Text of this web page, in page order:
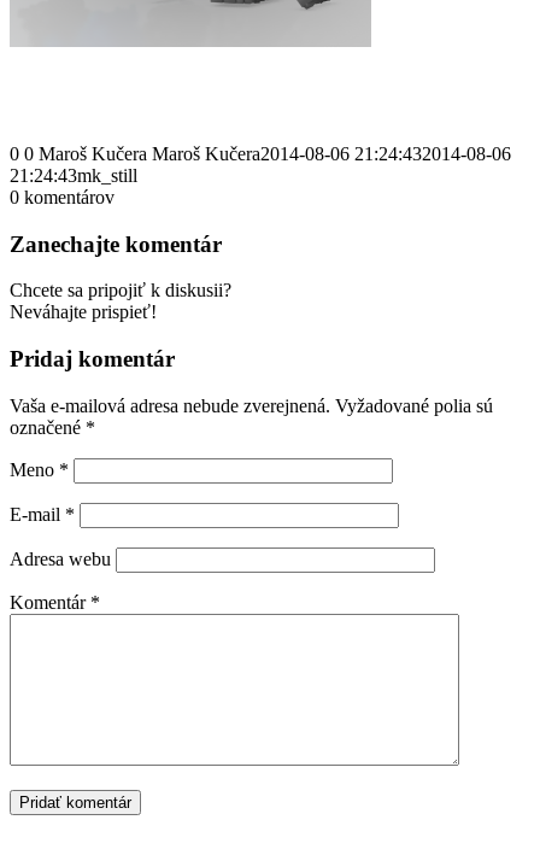
0 0 Maroš Kučera Maroš Kučera2014-08-06 21:24:432014-08-06
21:24:43mk_still
0 komentárov
Zanechajte komentár
Chcete sa pripojiť k diskusii?
Neváhajte prispieť!
Pridaj komentár
Vaša e-mailová adresa nebude zverejnená. Vyžadované polia sú
označené *
Meno *
E-mail *
Adresa webu
Komentár *